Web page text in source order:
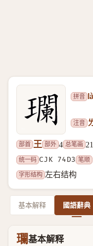
拼音
注音
部首 王 部外 4 总笔画 21
统一码 CJK 74D3 笔顺
字形结构 左右结构
基本解释 國語辭典
瓓基本解释